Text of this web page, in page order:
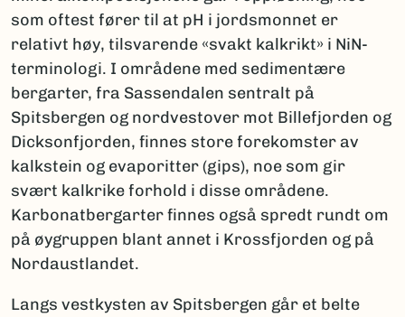
som oftest fører til at pH i jordsmonnet er
relativt høy, tilsvarende «svakt kalkrikt» i NiN-
terminologi. I områdene med sedimentære
bergarter, fra Sassendalen sentralt på
Spitsbergen og nordvestover mot Billefjorden og
Dicksonfjorden, finnes store forekomster av
kalkstein og evaporitter (gips), noe som gir
svært kalkrike forhold i disse områdene.
Karbonatbergarter finnes også spredt rundt om
på øygruppen blant annet i Krossfjorden og på
Nordaustlandet.
Langs vestkysten av Spitsbergen går et belte